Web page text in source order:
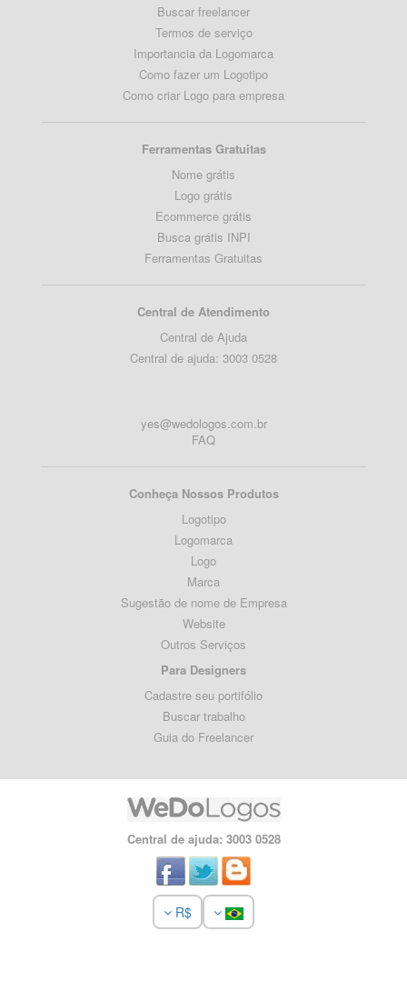
Buscar freelancer
Termos de serviço
Importancia da Logomarca
Como fazer um Logotipo
Como criar Logo para empresa
Ferramentas Gratuitas
Nome grátis
Logo grátis
Ecommerce grátis
Busca grátis INPI
Ferramentas Gratuitas
Central de Atendimento
Central de Ajuda
Central de ajuda: 3003 0528
yes@wedologos.com.br
FAQ
Conheça Nossos Produtos
Logotipo
Logomarca
Logo
Marca
Sugestão de nome de Empresa
Website
Outros Serviços
Para Designers
Cadastre seu portifólio
Buscar trabalho
Guia do Freelancer
Central de ajuda: 3003 0528
R$